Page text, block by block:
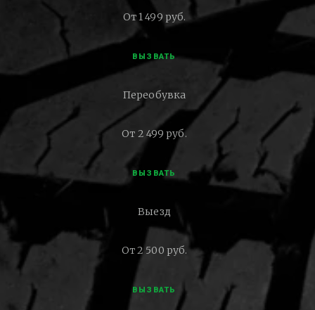
От 1 499 руб.
ВЫЗВАТЬ
Переобувка
От 2 499 руб.
ВЫЗВАТЬ
Выезд
От 2 500 руб.
ВЫЗВАТЬ